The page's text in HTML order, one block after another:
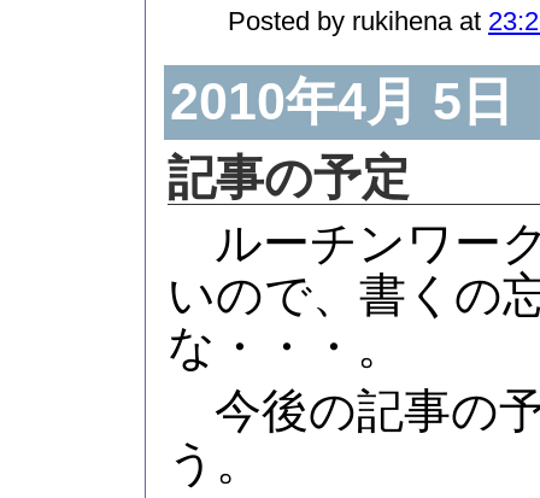
Posted by rukihena at
2010年4月 5日
記事の予定
ルーチンワー
いので、書くの
な・・・。
今後の記事の
う。